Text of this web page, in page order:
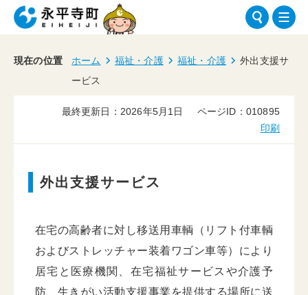
現在の位置 ホーム 福祉・介護 福祉・介護
外出支援サ
ービス
最終更新日：2026年5月1日
ページID：010895
印刷
外出支援サービス
在宅の高齢者に対し移送用車輌（リフト付車輌
およびストレッチャー装着ワゴン車等）により
居宅と医療機関、在宅福祉サービスや介護予
防、生きがい活動支援事業を提供する場所に送